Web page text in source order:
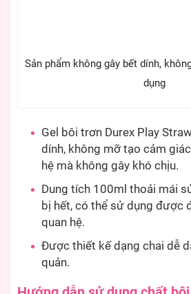
Sản phẩm không gây bết dính,
dụng
Gel bôi trơn Durex Play
dính, không mỡ tạo cảm
hệ mà không gây khó chịu.
Dung tích 100ml thoải mái
bị hết, có thể sử dụng được
quan hệ.
Được thiết kế dạng chai dễ
quản.